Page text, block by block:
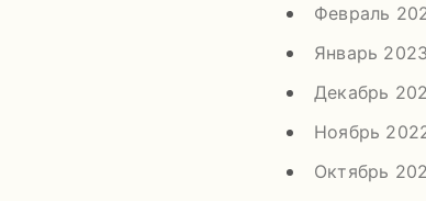
Февраль
Январь 2023
Декабрь
Ноябрь
Октябрь